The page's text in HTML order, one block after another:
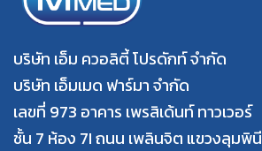
บริษัท เอ็ม ควอลิตี้ โปรดักท์ จำกัด
บริษัท เอ็มเมด ฟาร์มา จำกัด
เลขที่ 973 อาคาร เพรสิเด้นท์ ทาวเวอร์
ชั้น 7 ห้อง 7I ถนน เพลินจิต แขวงลุมพินี